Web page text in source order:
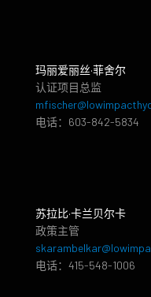
玛丽爱丽丝·菲舍尔
认证项目总监
电话：603-842-5834
苏拉比·卡兰贝尔卡
政策主管
电话：415-548-1006